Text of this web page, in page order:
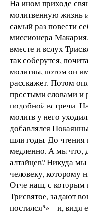
На ином приходе
молитвенную жизнь
самый раз повести
миссионера
вместе и вслух
так соберутся,
молитвы, потом он
расскажет. Потом
простыми словами и
подобной встречи.
молитв у него
добавлялся
шли годы. До чтения
медленно. А мы что,
алтайцев? Никуда
человеку, которому
Отче наш, с которым
Трисвятое, задают
постился?» – и, видя